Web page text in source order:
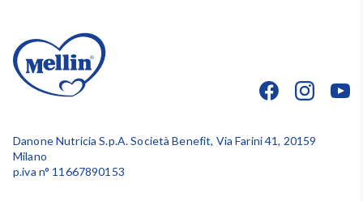
Danone Nutricia S.p.A. Società Benefit, Via Farini 41, 20159
Milano
p.iva n° 11667890153